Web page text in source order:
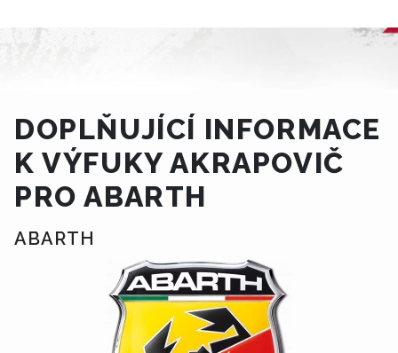
DOPLŇUJÍCÍ INFORMACE
K VÝFUKY AKRAPOVIČ
PRO ABARTH
ABARTH